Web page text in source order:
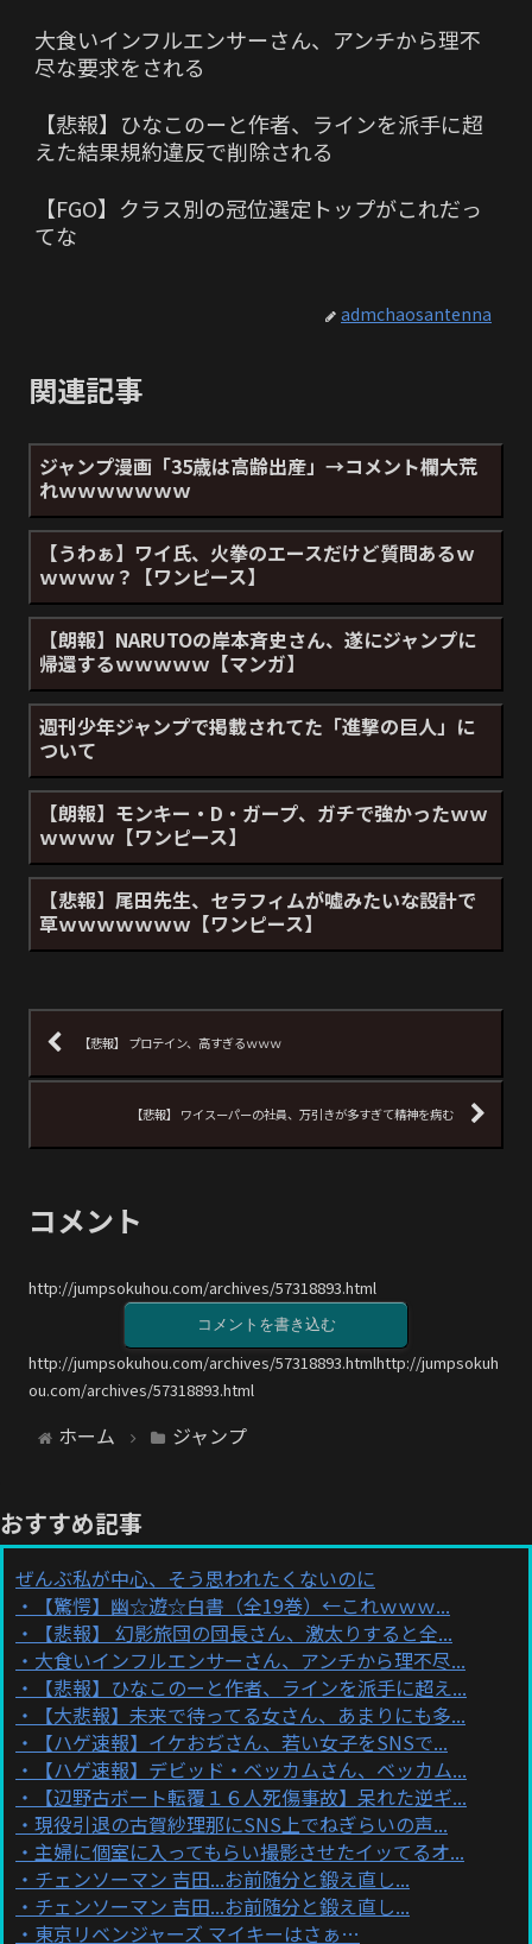
大食いインフルエンサーさん、アンチから理不
尽な要求をされる
【悲報】ひなこのーと作者、ラインを派手に超
えた結果規約違反で削除される
【FGO】クラス別の冠位選定トップがこれだっ
てな
admchaosantenna
関連記事
ジャンプ漫画「35歳は高齢出産」→コメント欄大荒
れｗｗｗｗｗｗｗ
【うわぁ】ワイ氏、火拳のエースだけど質問あるｗ
ｗｗｗｗ？【ワンピース】
【朗報】NARUTOの岸本斉史さん、遂にジャンプに
帰還するｗｗｗｗｗ【マンガ】
週刊少年ジャンプで掲載されてた「進撃の巨人」に
ついて
【朗報】モンキー・D・ガープ、ガチで強かったｗｗ
ｗｗｗｗ【ワンピース】
【悲報】尾田先生、セラフィムが嘘みたいな設計で
草ｗｗｗｗｗｗｗ【ワンピース】
【悲報】 プロテイン、高すぎるｗｗｗ
【悲報】 ワイスーパーの社員、万引きが多すぎて精神を病む
コメント
http://jumpsokuhou.com/archives/57318893.html
コメントを書き込む
http://jumpsokuhou.com/archives/57318893.htmlhttp://jumpsokuh
ou.com/archives/57318893.html
ホーム ジャンプ
おすすめ記事
ぜんぶ私が中心、そう思われたくないのに
【驚愕】幽☆遊☆白書（全19巻）←これｗｗｗ...
【悲報】 幻影旅団の団長さん、激太りすると全...
大食いインフルエンサーさん、アンチから理不尽...
【悲報】ひなこのーと作者、ラインを派手に超え...
【大悲報】未来で待ってる女さん、あまりにも多...
【ハゲ速報】イケおぢさん、若い女子をSNSで...
【ハゲ速報】デビッド・ベッカムさん、ベッカム...
【辺野古ボート転覆１６人死傷事故】呆れた逆ギ...
現役引退の古賀紗理那にSNS上でねぎらいの声...
主婦に個室に入ってもらい撮影させたイッてるオ...
チェンソーマン 吉田...お前随分と鍛え直し...
チェンソーマン 吉田...お前随分と鍛え直し...
東京リベンジャーズ マイキーはさぁ…